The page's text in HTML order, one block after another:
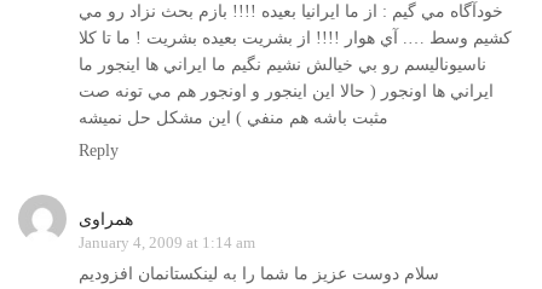
خودآگاه مي گيم : از ما ايرانيا بعيده !!!! بازم بحث نزاد رو مي
كشيم وسط …. آي هوار !!!! از بشريت بعيده بشريت ! ما تا كلا
ناسيوناليسم رو بي خيالش نشيم نگيم ما ايراني ها اينجور ما
ايراني ها اونجور ( حالا اين اينجور و اونجور هم مي تونه صت
مثبت باشه هم منفي ) اين مشكل حل نميشه
Reply
همراوی
January 4, 2009 at 1:14 am
سلام دوست عزیز ما شما را به لینکستانمان افزودیم